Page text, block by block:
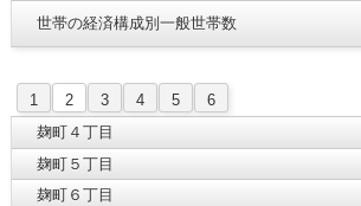
世帯の経済構成別一般世帯数
1 2 3 4 5
6
麹町４丁目
麹町５丁目
麹町６丁目